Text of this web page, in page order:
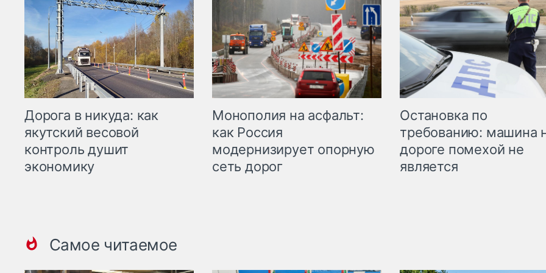
Дорога в никуда: как
якутский весовой
контроль душит
экономику
Монополия на асфальт:
как Россия
модернизирует опорную
сеть дорог
Остановка по
требованию: машина
дороге помехой не
является
Самое читаемое